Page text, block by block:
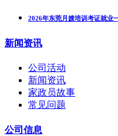
2026年东莞月嫂培训考证就业
新闻资讯
公司活动
新闻资讯
家政员故事
常见问题
公司信息